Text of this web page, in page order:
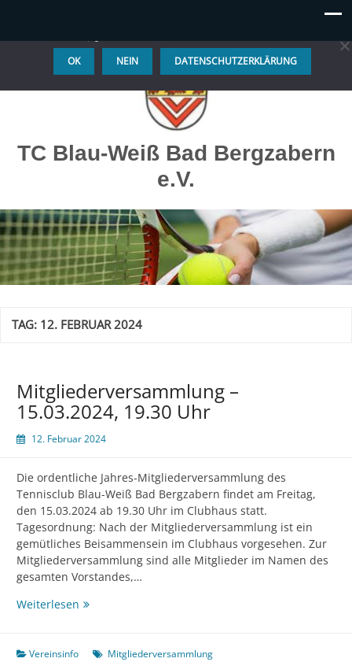
TC Blau-Weiß Bad Bergzabern
e.V.
TAG: 12. FEBRUAR 2024
Mitgliederversammlung –
15.03.2024, 19.30 Uhr
12. Februar 2024
Die ordentliche Jahres-Mitgliederversammlung des
Tennisclub Blau-Weiß Bad Bergzabern findet am Freitag,
den 15.03.2024 ab 19.30 Uhr im Clubhaus statt.
Tagesordnung: Nach der Mitgliederversammlung ist ein
gemütliches Beisammensein im Clubhaus vorgesehen. Zur
Mitgliederversammlung sind alle Mitglieder im Namen des
gesamten Vorstandes,…
Weiterlesen Mitgliederversammlung
19.30
Vereinsinfo Mitgliederversammlung
OK NEIN DATENSCHUTZERKLÄRUNG